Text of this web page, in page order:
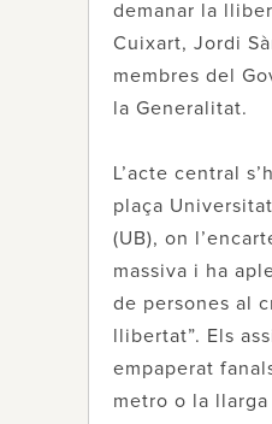
demanar la
Cuixart, Jordi
membres del
la Generalitat.
L’acte central
plaça
(UB), on
massiva i ha
de persones al
llibertat”. Els
empaperat
metro o la